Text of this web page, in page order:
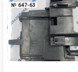
№ 647-63